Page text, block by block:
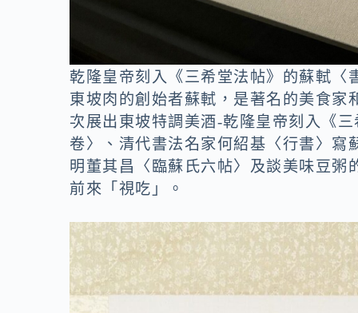
乾隆皇帝刻入《三希堂法帖》的蘇軾〈
東坡肉的創始者蘇軾，是著名的美食
次展出東坡特調美酒-乾隆皇帝刻入《
卷〉、清代書法名家何紹基〈行書〉寫
明董其昌〈臨蘇氏六帖〉及談美味豆
前來「視吃」。